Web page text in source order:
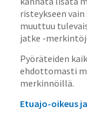
risteykseen
muuttuu
jatke -
Pyöräteiden
ehdottomasti
merkinnöillä.
Etuajo-oikeus